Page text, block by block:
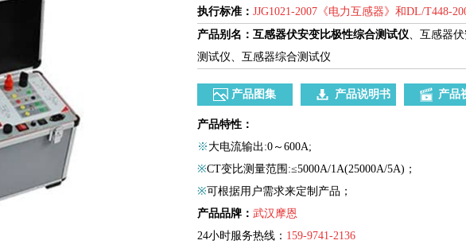
执行标准： JJG1021-2007《电力互感器》和DL/T448-
产品别名： 互感器伏安变比极性综合测试仪、互感器
测试仪、互感器综合测试仪
产品图集 产品说明书 产品
产品特性：
※ 大电流输出:0～600A;
※CT变比测量范围:≤5000A/1A(25000A/5A)；
※可根据用户需求来定制产品；
产品品牌： 武汉摩恩
24小时服务热线： 159-9741-2136